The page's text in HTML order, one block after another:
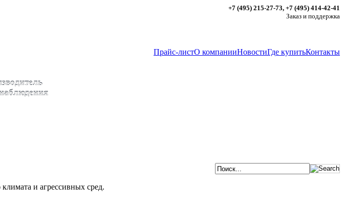
+7 (495) 215-27-73, +7 (495) 414-42-41
Заказ и поддержка
Прайс-листО компанииНовостиГде купитьКонтакты
и агрессивных сред.